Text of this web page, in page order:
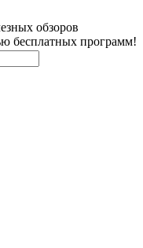
обзоров
бесплатных программ!